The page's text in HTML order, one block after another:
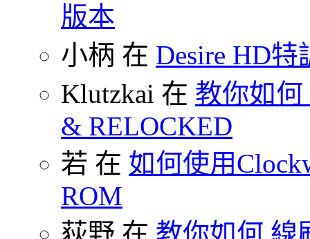
版本
小柄 在 Desire HD特
Klutzkai 在 教你如
& RELOCKED
若 在 如何使用
ROM
荻野 在 教你如何 線